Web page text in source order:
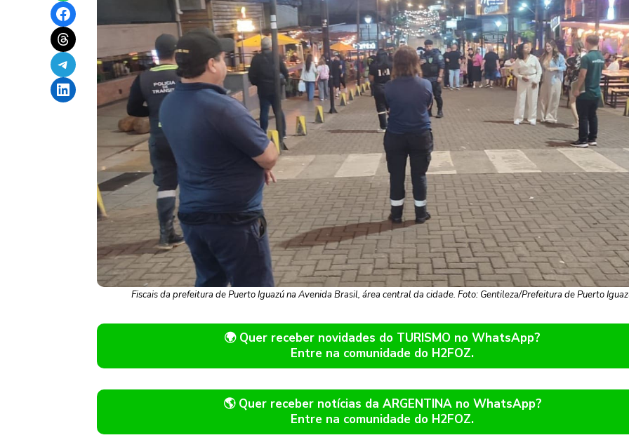
Share on Facebook
Share on Threads
Share on Telegram
Share on LinkedIn
Fiscais da prefeitura de Puerto Iguazú na Avenida Brasil, área central da cidade. Foto: Gentileza/Prefeitura de Puerto
🌍 Quer receber novidades do TURISMO no WhatsApp?
Entre na comunidade do H2FOZ.
🌎 Quer receber notícias da ARGENTINA no WhatsApp?
Entre na comunidade do H2FOZ.